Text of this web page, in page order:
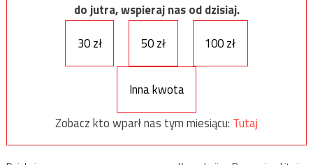
do jutra, wspieraj nas od dzisiaj.
30 zł
50 zł 100 zł
Inna kwota
Zobacz kto wparł nas tym miesiącu: Tutaj